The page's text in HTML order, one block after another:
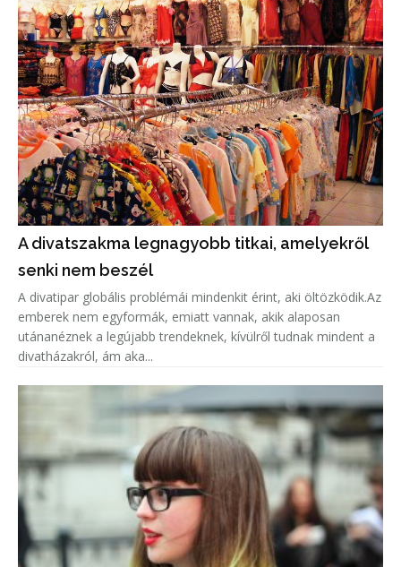
A divatszakma legnagyobb titkai, amelyekről
senki nem beszél
A divatipar globális problémái mindenkit érint, aki öltözködik.Az
emberek nem egyformák, emiatt vannak, akik alaposan
utánanéznek a legújabb trendeknek, kívülről tudnak mindent a
divatházakról, ám aka...